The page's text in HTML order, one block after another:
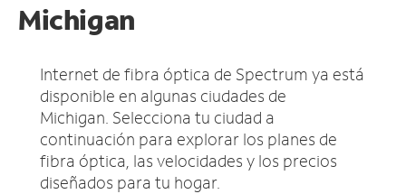
Michigan
Internet de fibra óptica de Spectrum ya está
disponible en algunas ciudades de
Michigan. Selecciona tu ciudad a
continuación para explorar los planes de
fibra óptica, las velocidades y los precios
diseñados para tu hogar.